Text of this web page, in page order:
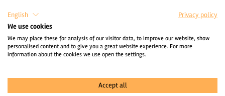
English
Privacy policy
We use cookies
We may place these for analysis of our visitor data, to improve our website, show
personalised content and to give you a great website experience. For more
information about the cookies we use open the settings.
Accept all